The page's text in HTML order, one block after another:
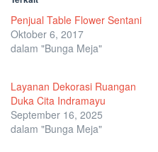
Penjual Table Flower Sentani
Oktober 6, 2017
dalam "Bunga Meja"
Layanan Dekorasi Ruangan
Duka Cita Indramayu
September 16, 2025
dalam "Bunga Meja"